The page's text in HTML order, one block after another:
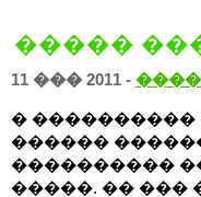
�����
11 ��� 2011 - ����
� ����������
������
����������
�����. �� ���